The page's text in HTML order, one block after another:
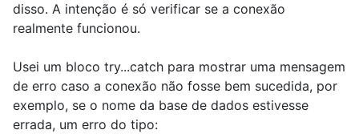
disso. A intenção é só verificar se a conexão
realmente funcionou.
Usei um bloco try...catch para mostrar uma mensagem
de erro caso a conexão não fosse bem sucedida, por
exemplo, se o nome da base de dados estivesse
errada, um erro do tipo: